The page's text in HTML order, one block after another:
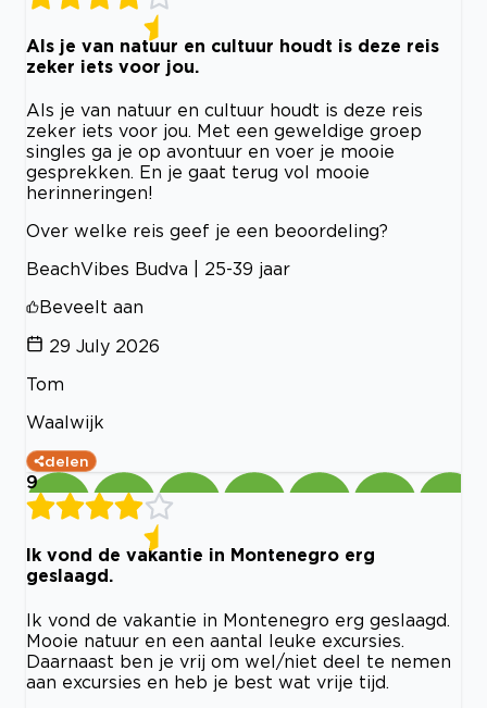
Als je van natuur en cultuur houdt is deze reis
zeker iets voor jou.
Als je van natuur en cultuur houdt is deze reis
zeker iets voor jou. Met een geweldige groep
singles ga je op avontuur en voer je mooie
gesprekken. En je gaat terug vol mooie
herinneringen!
Over welke reis geef je een beoordeling?
BeachVibes Budva | 25-39 jaar
Beveelt aan
29 July 2026
Tom
Waalwijk
delen
9
Ik vond de vakantie in Montenegro erg
geslaagd.
Ik vond de vakantie in Montenegro erg geslaagd.
Mooie natuur en een aantal leuke excursies.
Daarnaast ben je vrij om wel/niet deel te nemen
aan excursies en heb je best wat vrije tijd.